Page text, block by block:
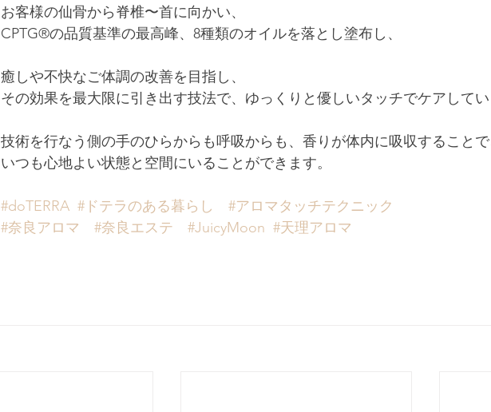
お客様の仙骨から脊椎〜首に向かい、
CPTG®︎の品質基準の最高峰、8種類のオイルを落とし塗布し、
癒しや不快なご体調の改善を目指し、
その効果を最大限に引き出す技法で、ゆっくりと優しいタッチでケアして
技術を行なう側の手のひらからも呼吸からも、香りが体内に吸収すること
いつも心地よい状態と空間にいることができます。
#doTERRA #ドテラのある暮らし
#アロマタッチテクニック
#奈良アロマ
#奈良エステ #JuicyMoon #天理アロマ